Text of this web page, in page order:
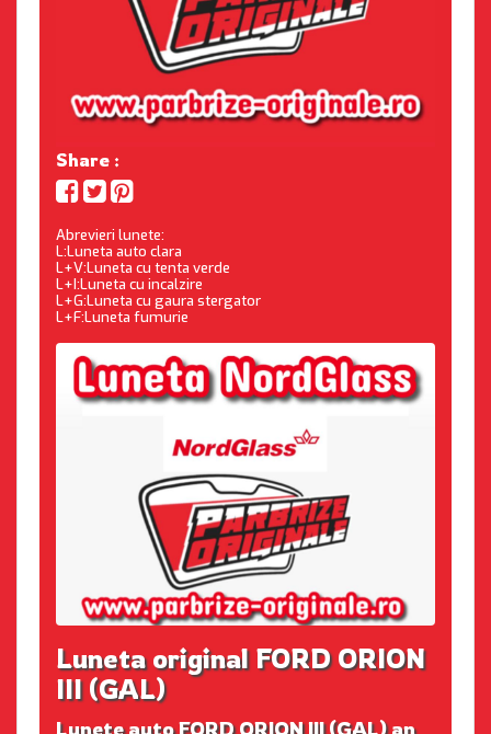
Share :
Abrevieri lunete:
L:Luneta auto clara
L+V:Luneta cu tenta verde
L+I:Luneta cu incalzire
L+G:Luneta cu gaura stergator
L+F:Luneta fumurie
Luneta original FORD ORION
III (GAL)
Lunete auto FORD ORION III (GAL) an